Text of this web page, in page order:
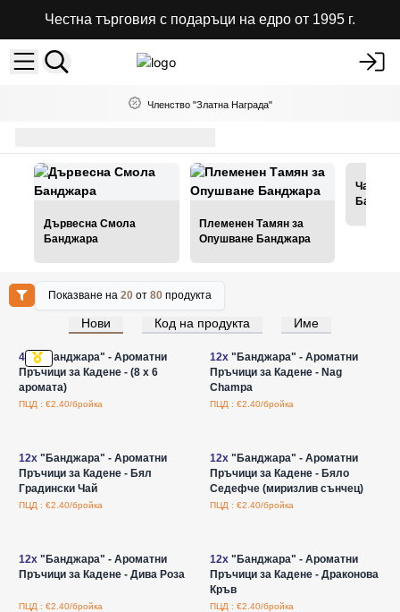
Честна търговия с подаръци на едро от 1995 г.
Членство "Златна Награда"
Дървесна Смола
Банджара
Племенен Тамян за
Опушване Банджара
Чаши
Показване на20 от80 продукта
Нови Код на продукта Име
Влезте за цени на едро
48x"Банджара" - Ароматни
Пръчици за Кадене - (8 x 6
аромата)
ПЦД : €2.40/бройка
Влезте за цени на едро
12x"Банджара" - Ароматни
Пръчици за Кадене - Nag
Champa
ПЦД : €2.40/бройка
12x"Банджара" - Ароматни
Пръчици за Кадене - Бял
Градински Чай
ПЦД : €2.40/бройка
12x"Банджара" - Ароматни
Пръчици за Кадене - Бяло
Седефче (миризлив сънчец)
ПЦД : €2.40/бройка
12x"Банджара" - Ароматни
Пръчици за Кадене - Дива Роза
ПЦД : €2.40/бройка
12x"Банджара" - Ароматни
Пръчици за Кадене - Драконова
Кръв
ПЦД : €2.40/бройка